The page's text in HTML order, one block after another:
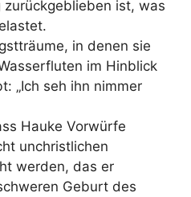
ist, was
in denen sie
im Hinblick
„Ich seh ihn nimmer
Hauke Vorwürfe
unchristlichen
werden, das er
Geburt des